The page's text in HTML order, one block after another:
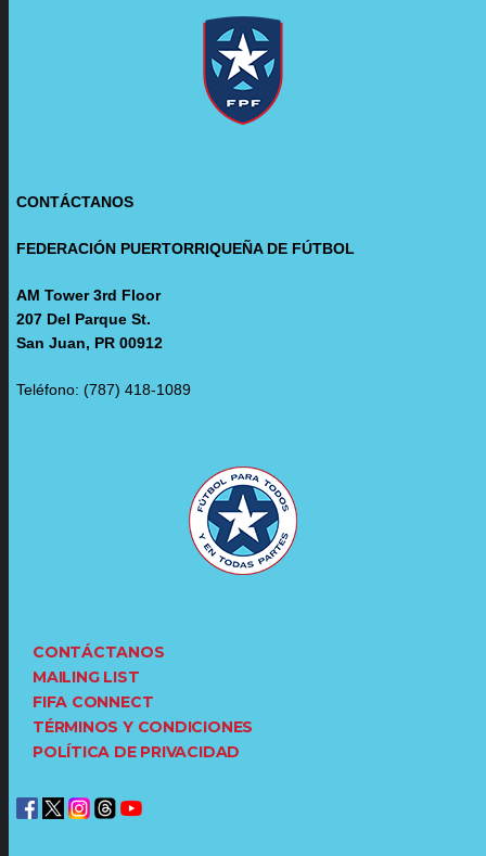
CONTÁCTANOS
FEDERACIÓN PUERTORRIQUEÑA DE FÚTBOL
AM Tower 3rd Floor
207 Del Parque St.
San Juan, PR 00912
Teléfono: (787) 418-1089
CONTÁCTANOS
MAILING LIST
FIFA CONNECT
TÉRMINOS Y CONDICIONES
POLÍTICA DE PRIVACIDAD